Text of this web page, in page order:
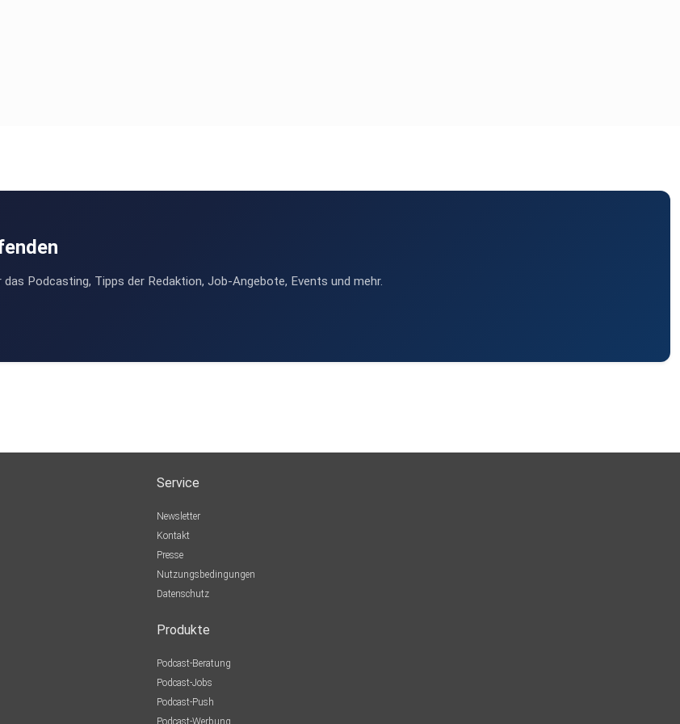
Podcasting, Tipps der Redaktion, Job-Angebote, Events und mehr.
Service
Newsletter
Kontakt
Presse
Nutzungsbedingungen
Datenschutz
Produkte
Podcast-Beratung
Podcast-Jobs
Podcast-Push
Podcast-Werbung